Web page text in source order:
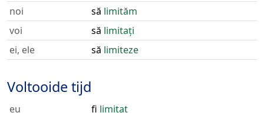
noi
să limităm
voi
să limitați
ei, ele
să limiteze
Voltooide tijd
eu fi limitat